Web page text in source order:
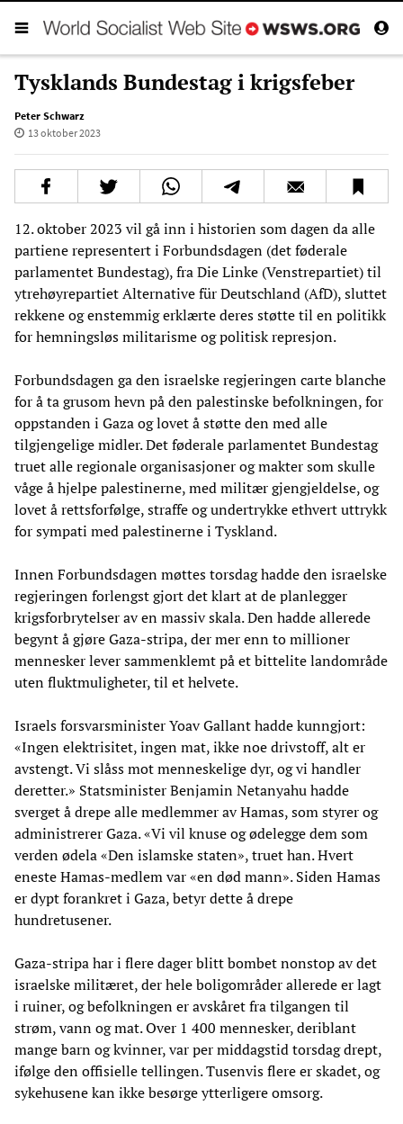
Tysklands Bundestag i krigsfeber
Peter Schwarz
13 oktober 2023
12. oktober 2023 vil gå inn i historien som dagen da alle
partiene representert i Forbundsdagen (det føderale
parlamentet Bundestag), fra Die Linke (Venstrepartiet) til
ytrehøyrepartiet Alternative für Deutschland (AfD), sluttet
rekkene og enstemmig erklærte deres støtte til en politikk
for hemningsløs militarisme og politisk represjon.
Forbundsdagen ga den israelske regjeringen carte blanche
for å ta grusom hevn på den palestinske befolkningen, for
oppstanden i Gaza og lovet å støtte den med alle
tilgjengelige midler. Det føderale parlamentet Bundestag
truet alle regionale organisasjoner og makter som skulle
våge å hjelpe palestinerne, med militær gjengjeldelse, og
lovet å rettsforfølge, straffe og undertrykke ethvert uttrykk
for sympati med palestinerne i Tyskland.
Innen Forbundsdagen møttes torsdag hadde den israelske
regjeringen forlengst gjort det klart at de planlegger
krigsforbrytelser av en massiv skala. Den hadde allerede
begynt å gjøre Gaza-stripa, der mer enn to millioner
mennesker lever sammenklemt på et bittelite landområde
uten fluktmuligheter, til et helvete.
Israels forsvarsminister Yoav Gallant hadde kunngjort:
«Ingen elektrisitet, ingen mat, ikke noe drivstoff, alt er
avstengt. Vi slåss mot menneskelige dyr, og vi handler
deretter.» Statsminister Benjamin Netanyahu hadde
sverget å drepe alle medlemmer av Hamas, som styrer og
administrerer Gaza. «Vi vil knuse og ødelegge dem som
verden ødela «Den islamske staten», truet han. Hvert
eneste Hamas-medlem var «en død mann». Siden Hamas
er dypt forankret i Gaza, betyr dette å drepe
hundretusener.
Gaza-stripa har i flere dager blitt bombet nonstop av det
israelske militæret, der hele boligområder allerede er lagt
i ruiner, og befolkningen er avskåret fra tilgangen til
strøm, vann og mat. Over 1 400 mennesker, deriblant
mange barn og kvinner, var per middagstid torsdag drept,
ifølge den offisielle tellingen. Tusenvis flere er skadet, og
sykehusene kan ikke besørge ytterligere omsorg.